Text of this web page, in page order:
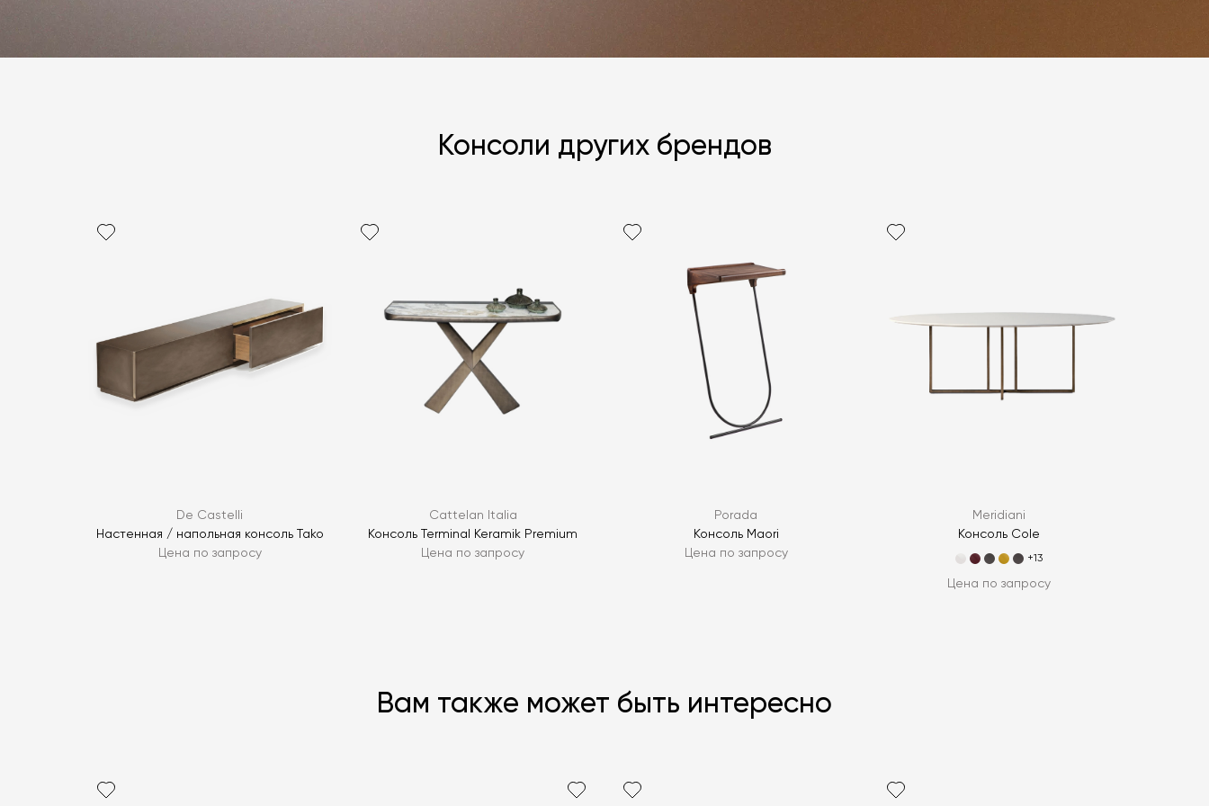
Я согласен с
ЗАДАТЬ ВОПРОС
ЗАДАТЬ ВОПРОС
Консоли других брендов
De Castelli
Настенная / напольная консоль Tako
Цена по запросу
Cattelan Italia
Консоль Terminal Keramik Premium
Цена по запросу
Porada
Консоль Maori
Цена по запросу
Meridiani
Консоль Cole
+13
Цена по запросу
Вам также может быть интересно